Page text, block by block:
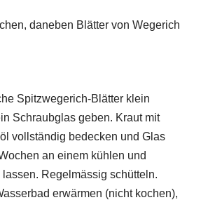
Spitzwegerich-Blätter klein
Schraubglas geben. Kraut mit
vollständig bedecken und Glas
an einem kühlen und
Regelmässig schütteln.
erwärmen (nicht kochen),